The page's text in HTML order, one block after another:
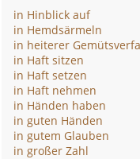
in Hinblick auf
in Hemdsärmeln
in heiterer
in Haft sitzen
in Haft setzen
in Haft nehmen
in Händen haben
in guten Händen
in gutem Glauben
in großer Zahl